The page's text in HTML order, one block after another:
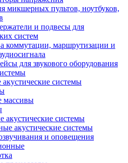
микшерных пультов, ноутбуков,
и подвесы для
систем
коммутации, маршрутизации и
для звукового оборудования
системы
массивы
акустические системы
акустические системы
и оповещения